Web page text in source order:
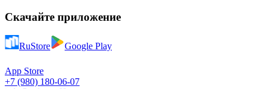
Скачайте приложение
RuStore Google Play
App Store
+7 (980) 180-06-07